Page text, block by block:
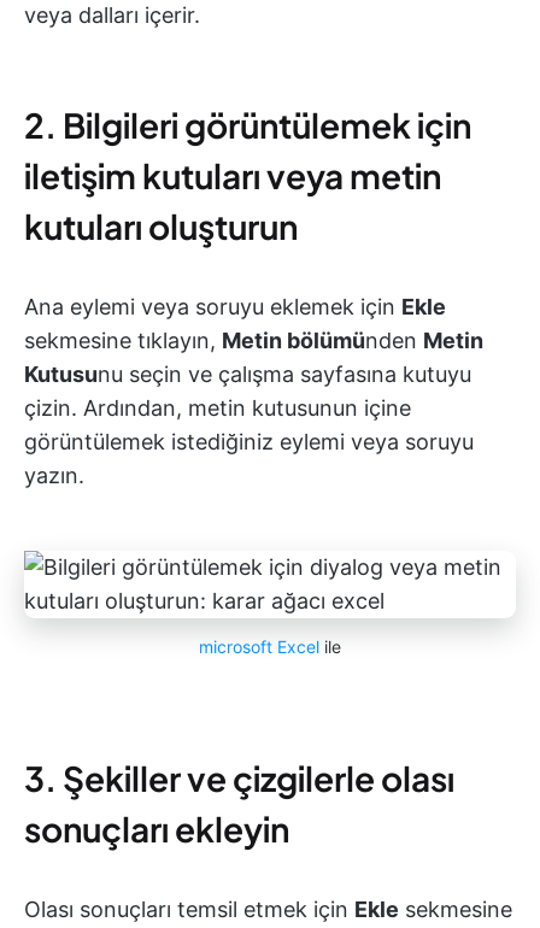
veya dalları içerir.
2. Bilgileri görüntülemek için
iletişim kutuları veya metin
kutuları oluşturun
Ana eylemi veya soruyu eklemek için Ekle
sekmesine tıklayın, Metin bölümünden Metin
Kutusunu seçin ve çalışma sayfasına kutuyu
çizin. Ardından, metin kutusunun içine
görüntülemek istediğiniz eylemi veya soruyu
yazın.
microsoft Excel ile
3. Şekiller ve çizgilerle olası
sonuçları ekleyin
Olası sonuçları temsil etmek için Ekle sekmesine